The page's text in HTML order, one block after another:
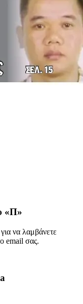
«Π»
να λαμβάνετε
email σας.